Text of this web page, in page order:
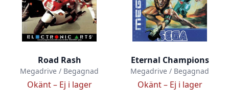
Road Rash
Megadrive / Begagnad
Okänt – Ej i lager
Eternal Champions
Megadrive / Begagnad
Okänt – Ej i lager